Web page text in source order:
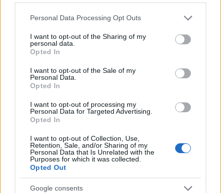
Please note that this website/app uses one or more Google
not limited to your visit or usage behaviour. You may click to
grant or deny consent to Google and its third-party tags to
use your data for below specified purposes in below Google
consent section.
Personal Data Processing Opt Outs
I want to opt-out of the Sharing of my
personal data.
Opted In
I want to opt-out of the Sale of my
Personal Data.
Opted In
I want to opt-out of processing my
Personal Data for Targeted Advertising.
Opted In
I want to opt-out of Collection, Use,
Retention, Sale, and/or Sharing of my
Personal Data that Is Unrelated with the
Purposes for which it was collected.
Opted Out
Google consents
vaskalodák – de végsősoron az üresen álló büsztök
igazából csak ránk, a kíváncsi látogatókra várnak,